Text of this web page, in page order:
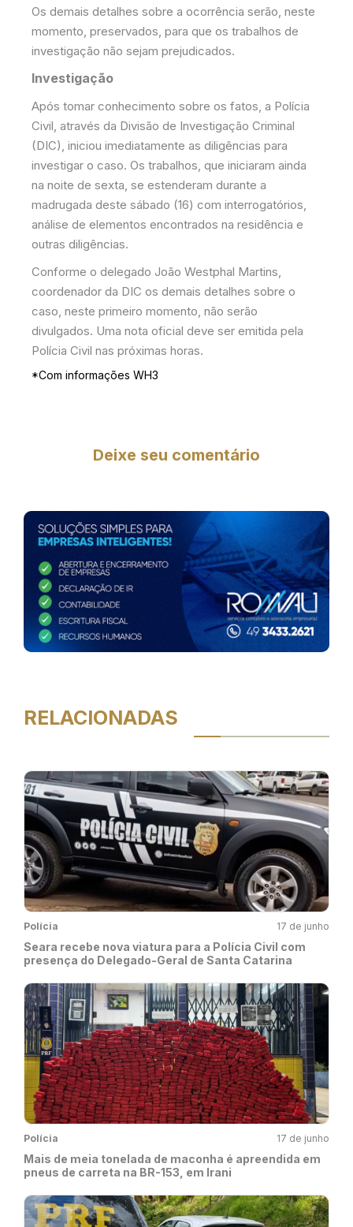
Os demais detalhes sobre a ocorrência serão, neste
momento, preservados, para que os trabalhos de
investigação não sejam prejudicados.
Investigação
Após tomar conhecimento sobre os fatos, a Polícia
Civil, através da Divisão de Investigação Criminal
(DIC), iniciou imediatamente as diligências para
investigar o caso. Os trabalhos, que iniciaram ainda
na noite de sexta, se estenderam durante a
madrugada deste sábado (16) com interrogatórios,
análise de elementos encontrados na residência e
outras diligências.
Conforme o delegado João Westphal Martins,
coordenador da DIC os demais detalhes sobre o
caso, neste primeiro momento, não serão
divulgados. Uma nota oficial deve ser emitida pela
Polícia Civil nas próximas horas.
*Com informações WH3
Deixe seu comentário
RELACIONADAS
Polícia 17 de junho
Seara recebe nova viatura para a Polícia Civil com
presença do Delegado-Geral de Santa Catarina
Polícia 17 de junho
Mais de meia tonelada de maconha é apreendida em
pneus de carreta na BR-153, em Irani